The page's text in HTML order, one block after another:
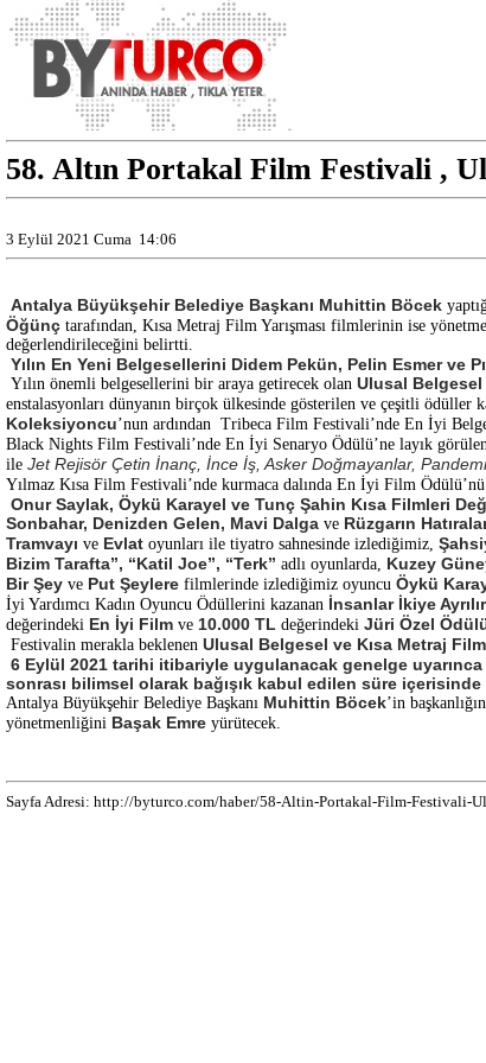
58. Altın Portakal Film Festivali ,
3 Eylül 2021 Cuma 14:06
Antalya Büyükşehir Belediye Başkanı Muhittin Böcek
Öğünç tarafından, Kısa Metraj Film Yarışması filmlerinin ise
değerlendirileceğini belirtti.
Yılın En Yeni Belgesellerini Didem Pekün, Pelin Esmer ve
Yılın önemli belgesellerini bir araya getirecek olan Ulusal Belgesel
enstalasyonları dünyanın birçok ülkesinde gösterilen ve çeşitli ödüller
Koleksiyoncu’nun ardından Tribeca Film Festivali’nde En İyi
Black Nights Film Festivali’nde En İyi Senaryo Ödülü’ne layık görülen
ile Jet Rejisör Çetin İnanç, İnce İş, Asker Doğmayanlar,
Yılmaz Kısa Film Festivali’nde kurmaca dalında En İyi Film
Onur Saylak, Öykü Karayel ve Tunç Şahin Kısa Filmleri
Sonbahar, Denizden Gelen, Mavi Dalga ve Rüzgarın
Tramvayı ve Evlat oyunları ile tiyatro sahnesinde izlediğimiz,
Bizim Tarafta”, “Katil Joe”, “Terk” adlı oyunlarda, Kuzey
Bir Şey ve Put Şeylere filmlerinde izlediğimiz oyuncu Öykü
İyi Yardımcı Kadın Oyuncu Ödüllerini kazanan İnsanlar İkiye Ayrılır
değerindeki En İyi Film ve 10.000 TL değerindeki Jüri Özel
Festivalin merakla beklenen Ulusal Belgesel ve Kısa Metraj Film
6 Eylül 2021 tarihi itibariyle uygulanacak genelge
sonrası bilimsel olarak bağışık kabul edilen süre içerisinde
Antalya Büyükşehir Belediye Başkanı Muhittin Böcek’in
yönetmenliğini Başak Emre yürütecek.
Sayfa Adresi: http://byturco.com/haber/58-Altin-Portakal-Film-Festivali-